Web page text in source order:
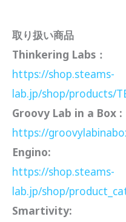
取り扱い商品
Thinkering Labs：
https://shop.steams-
lab.jp/shop/products/
Groovy Lab in a Box :
https://
Engino:
https://shop.steams-
lab.jp/shop/
Smartivity: